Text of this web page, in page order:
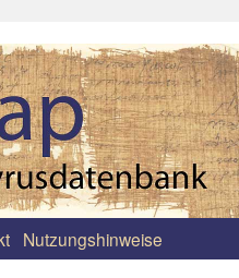
Nutzungshinweise